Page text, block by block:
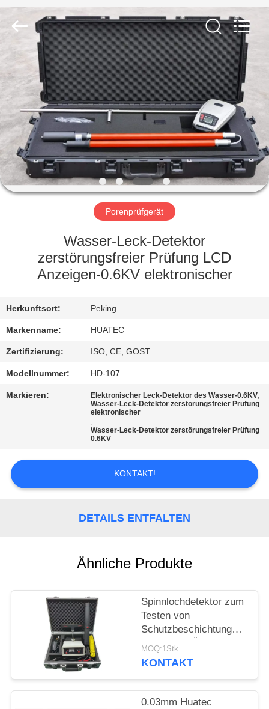
HAUS
PRODUKTE
ÜBER
UNS
FABRIK-
QUALITÄTSKONTROLLE
SIE
MIT
UNS
IN
VERBINDUNG
GROUP
CORPORATION.
Rights
Porenprüfgerät
Wasser-Leck-Detektor
zerstörungsfreier Prüfung LCD
Anzeigen-0.6KV elektronischer
Herkunftsort: Peking
Markenname: HUATEC
Zertifizierung: ISO, CE, GOST
Modellnummer: HD-107
Markieren: Elektronischer Leck-Detektor des Wasser-0.6KV,
Wasser-Leck-Detektor zerstörungsfreier Prüfung
elektronischer
,
Wasser-Leck-Detektor zerstörungsfreier Prüfung
0.6KV
KONTAKT!
DETAILS ENTFALTEN
Ähnliche Produkte
Spinnlochdetektor zum
Testen von
Schutzbeschichtungen
Fehler von Öl- und
Gasleitungen, Kabeln,
MOQ:1Stk
KONTAKT
0.03mm Huatec